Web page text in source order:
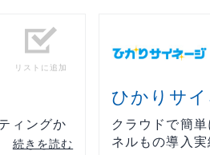
リストに追加
ィングか
続きを読む
ひかりサ
クラウドで簡
ネルもの導入